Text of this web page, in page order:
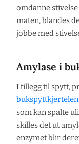
omdanne
maten, blandes
jobbe med
Amylase i
I tillegg til spytt,
bukspyttkjertelen
som kan spalte
skilles det ut
enzymet blir